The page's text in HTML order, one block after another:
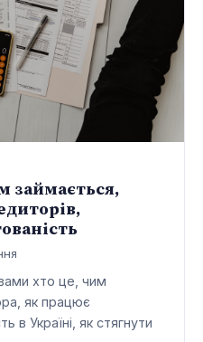
займається,
хто це, чим
як працює
в Україні, як стягнути